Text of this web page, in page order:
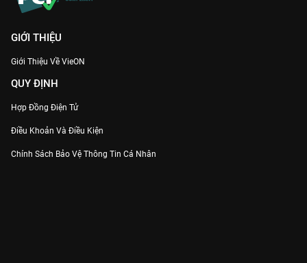
GIỚI THIỆU
Giới Thiệu Về VieON
QUY ĐỊNH
Hợp Đồng Điện Tử
Điều Khoản Và Điều Kiện
Chính Sách Bảo Vệ Thông Tin Cá Nhân